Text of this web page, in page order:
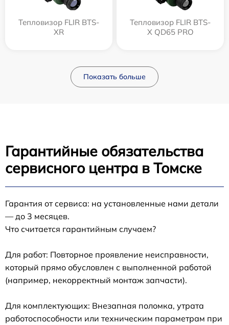
Тепловизор FLIR BTS-
XR
Тепловизор FLIR BTS-
X QD65 PRO
Показать больше
Гарантийные обязательства
сервисного центра в Томске
Гарантия от сервиса: на установленные нами детали
— до 3 месяцев.
Что считается гарантийным случаем?
Для работ: Повторное проявление неисправности,
который прямо обусловлен с выполненной работой
(например, некорректный монтаж запчасти).
Для комплектующих: Внезапная поломка, утрата
работоспособности или техническим параметрам при